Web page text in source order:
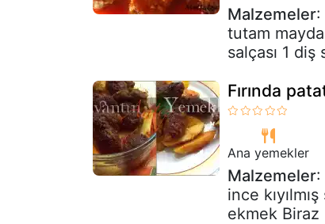
Malzemeler:
tutam
salçası 1 diş
Fırında
Ana yemekler
Malzemeler:
ince
ekmek Biraz